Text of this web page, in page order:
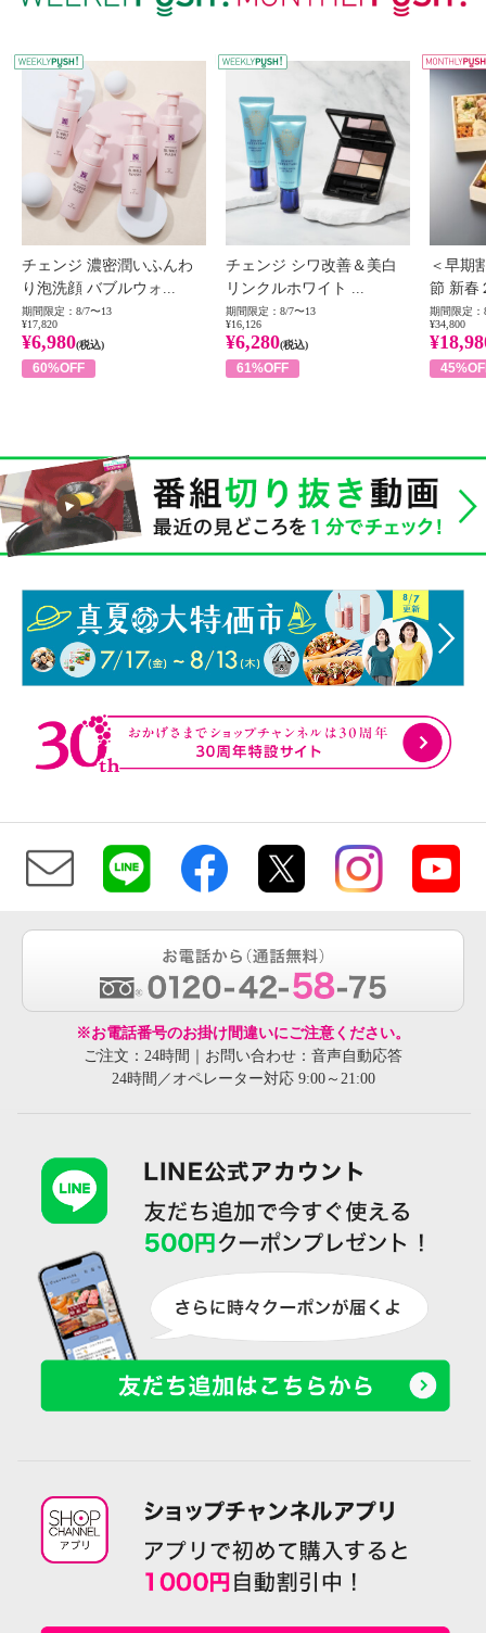
WEEKLY PUSH
チェンジ 濃密潤いふんわ
り泡洗顔 バブルウォ...
期間限定：8/7〜13
¥17,820
¥6,980(税込)
60%OFF
チェンジ シワ改善＆美白
リンクルホワイト ...
期間限定：8/7〜13
¥16,126
¥6,280(税込)
61%OFF
＜早期
節 新春
期間限定：
¥34,800
※お電話番号のお掛け間違いにご注意ください。
ご注文：24時間｜お問い合わせ：音声自動応答
24時間／オペレーター対応 9:00～21:00